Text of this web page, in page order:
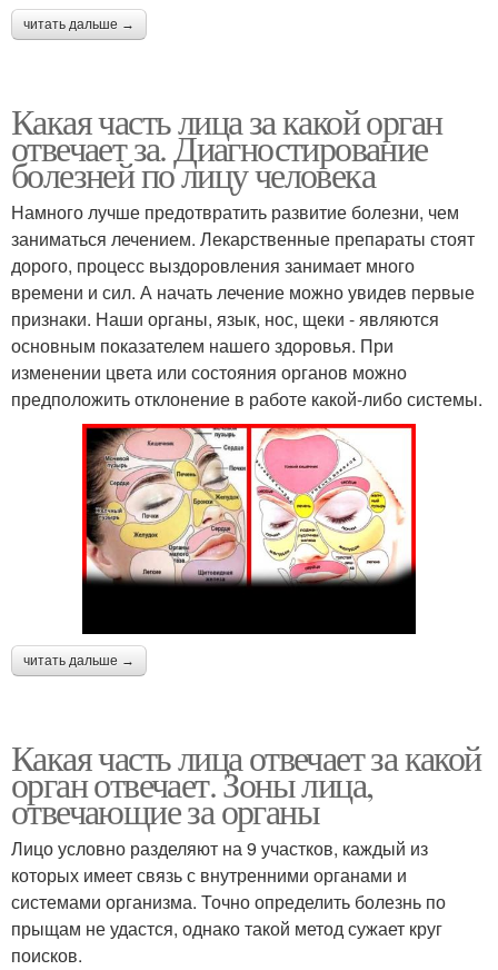
читать дальше →
Какая часть лица за какой орган
отвечает за. Диагностирование
болезней по лицу человека
Намного лучше предотвратить развитие болезни, чем
заниматься лечением. Лекарственные препараты стоят
дорого, процесс выздоровления занимает много
времени и сил. А начать лечение можно увидев первые
признаки. Наши органы, язык, нос, щеки - являются
основным показателем нашего здоровья. При
изменении цвета или состояния органов можно
предположить отклонение в работе какой-либо системы.
читать дальше →
Какая часть лица отвечает за какой
орган отвечает. Зоны лица,
отвечающие за органы
Лицо условно разделяют на 9 участков, каждый из
которых имеет связь с внутренними органами и
системами организма. Точно определить болезнь по
прыщам не удастся, однако такой метод сужает круг
поисков.